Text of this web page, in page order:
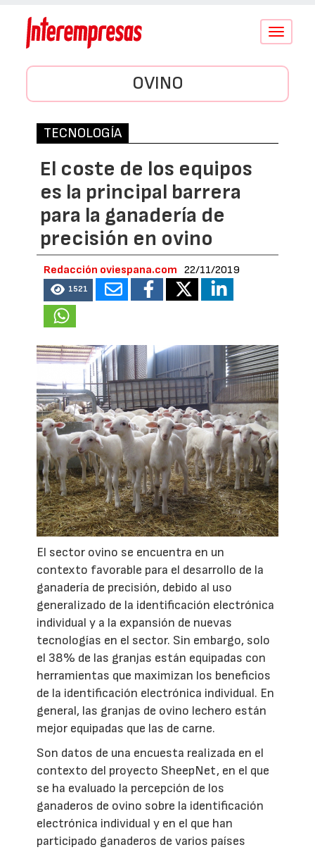
Conmutar
OVINO
TECNOLOGÍA
El coste de los equipos
es la principal barrera
para la ganadería de
precisión en ovino
Redacción oviespana.com 22/11/2019
1521
El sector ovino se encuentra en un
contexto favorable para el desarrollo de la
ganadería de precisión, debido al uso
generalizado de la identificación electrónica
individual y a la expansión de nuevas
tecnologías en el sector. Sin embargo, solo
el 38% de las granjas están equipadas con
herramientas que maximizan los beneficios
de la identificación electrónica individual. En
general, las granjas de ovino lechero están
mejor equipadas que las de carne.
Son datos de una encuesta realizada en el
contexto del proyecto SheepNet, en el que
se ha evaluado la percepción de los
ganaderos de ovino sobre la identificación
electrónica individual y en el que han
participado ganaderos de varios países